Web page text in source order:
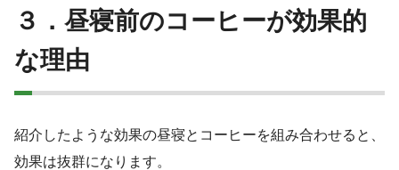
３．昼寝前のコーヒーが効果的
な理由
紹介したような効果の昼寝とコーヒーを組み合わせると、
効果は抜群になります。